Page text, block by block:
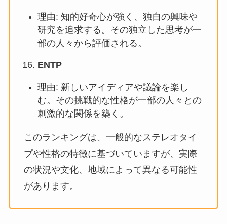
理由: 知的好奇心が強く、独自の興味や
研究を追求する。その独立した思考が一
部の人々から評価される。
ENTP
理由: 新しいアイディアや議論を楽し
む。その挑戦的な性格が一部の人々との
刺激的な関係を築く。
このランキングは、一般的なステレオタイ
プや性格の特徴に基づいていますが、実際
の状況や文化、地域によって異なる可能性
があります。